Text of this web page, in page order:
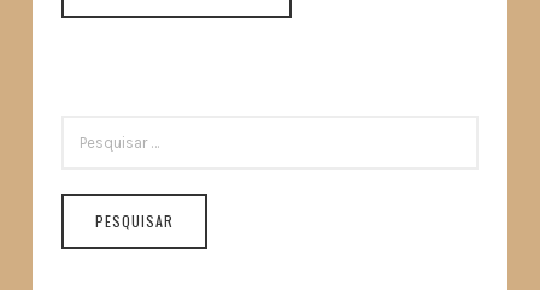
POR: